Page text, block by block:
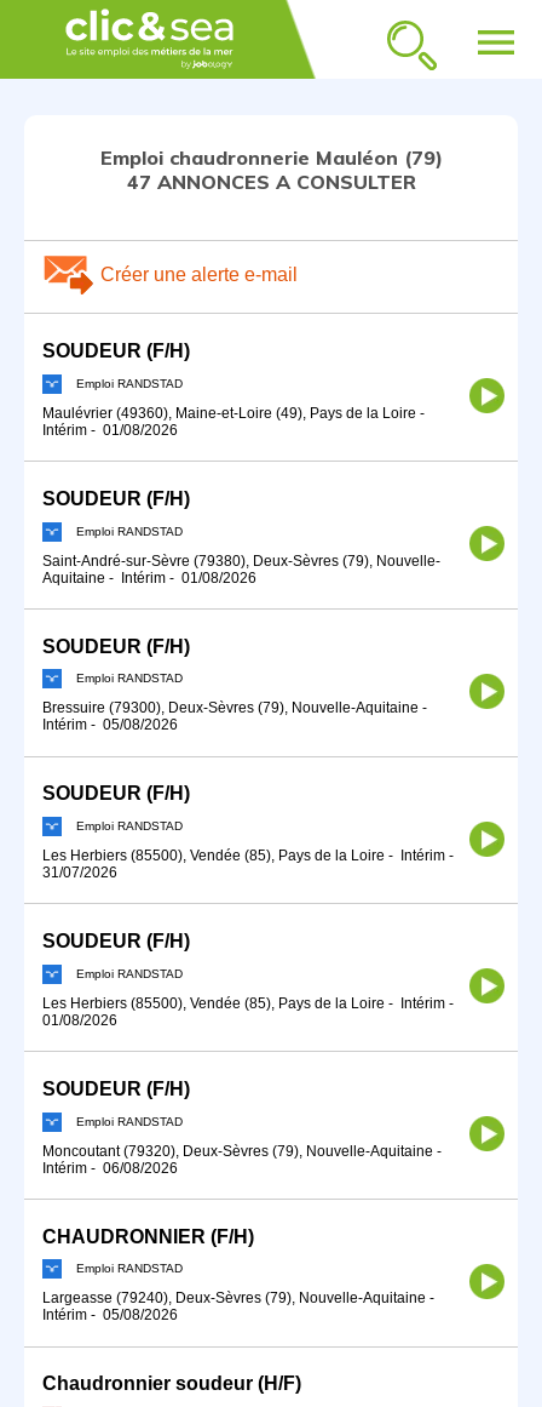
menu
Emploi chaudronnerie Mauléon (79)
47 ANNONCES A CONSULTER
Créer une alerte e-mail
SOUDEUR (F/H)
Emploi RANDSTAD
Maulévrier (49360), Maine-et-Loire (49), Pays de la Loire -
Intérim - 01/08/2026
SOUDEUR (F/H)
Emploi RANDSTAD
Saint-André-sur-Sèvre (79380), Deux-Sèvres (79), Nouvelle-
Aquitaine - Intérim - 01/08/2026
SOUDEUR (F/H)
Emploi RANDSTAD
Bressuire (79300), Deux-Sèvres (79), Nouvelle-Aquitaine -
Intérim - 05/08/2026
SOUDEUR (F/H)
Emploi RANDSTAD
Les Herbiers (85500), Vendée (85), Pays de la Loire - Intérim -
31/07/2026
SOUDEUR (F/H)
Emploi RANDSTAD
Les Herbiers (85500), Vendée (85), Pays de la Loire - Intérim -
01/08/2026
SOUDEUR (F/H)
Emploi RANDSTAD
Moncoutant (79320), Deux-Sèvres (79), Nouvelle-Aquitaine -
Intérim - 06/08/2026
CHAUDRONNIER (F/H)
Emploi RANDSTAD
Largeasse (79240), Deux-Sèvres (79), Nouvelle-Aquitaine -
Intérim - 05/08/2026
Chaudronnier soudeur (H/F)